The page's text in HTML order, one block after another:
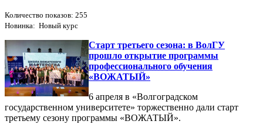
Количество показов: 255
Новинка: Новый курс
Старт третьего сезона: в ВолГУ
прошло открытие программы
профессионального обучения
«ВОЖАТЫЙ»
6 апреля в «Волгоградском
государственном университете» торжественно дали старт
третьему сезону программы «ВОЖАТЫЙ».